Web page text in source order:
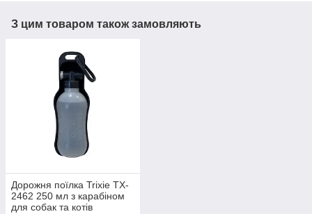
З цим товаром також замовляють
Дорожня поїлка Trixie TX-
2462 250 мл з карабіном
для собак та котів